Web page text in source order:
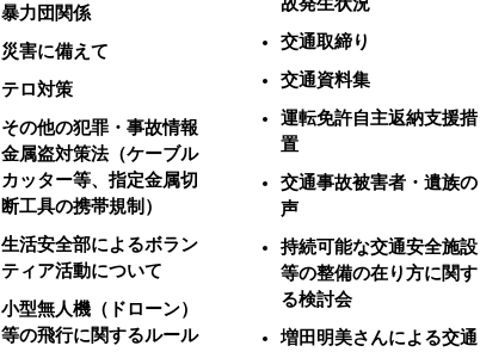
暴力団関係
災害に備えて
テロ対策
その他の犯罪・事故情報
金属盗対策法（ケーブル
カッター等、指定金属切
断工具の携帯規制）
生活安全部によるボラン
ティア活動について
小型無人機（ドローン）
等の飛行に関するルール
交通取締り
交通資料集
運転免許自主返納支援措
置
交通事故被害者・遺族の
声
持続可能な交通安全施設
等の整備の在り方に関す
る検討会
増田明美さんによる交通